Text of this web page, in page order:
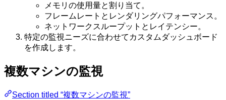
メモリの使用量と割り当て。
フレームレートとレンダリングパフォーマンス。
ネットワークスループットとレイテンシー。
特定の監視ニーズに合わせてカスタムダッシュボード
を作成します。
複数マシンの監視
Section titled “複数マシンの監視”